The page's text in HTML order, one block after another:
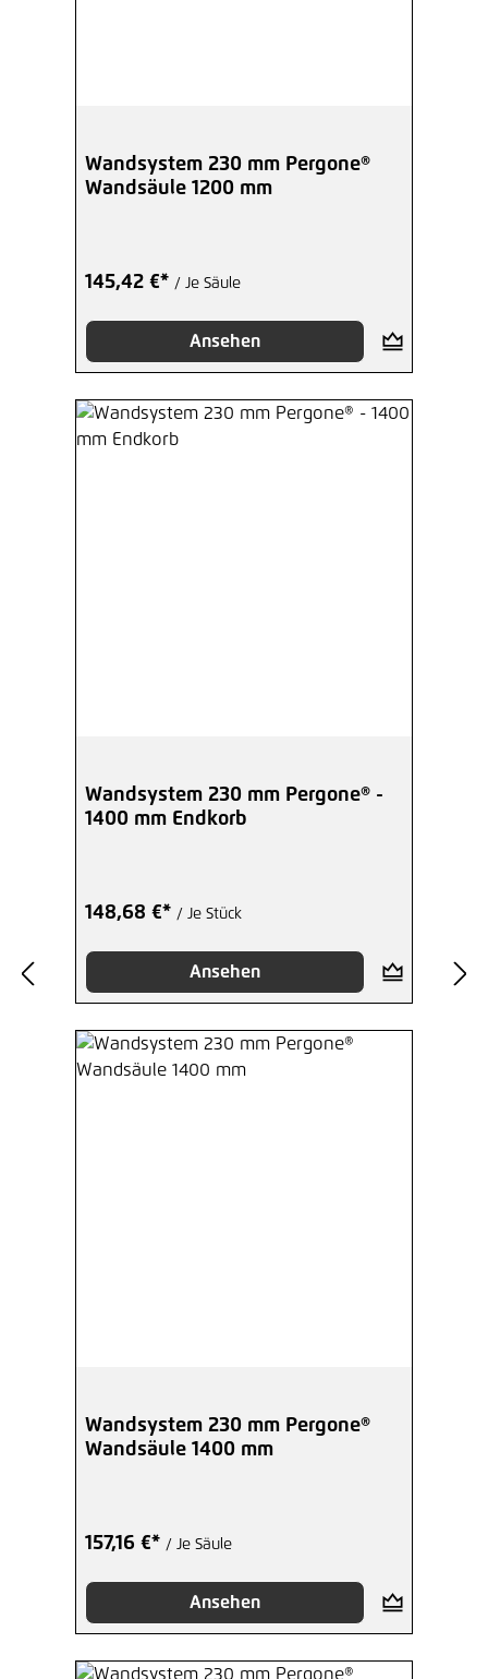
Wandsystem 230 mm Pergone®
Wandsäule 1200 mm
145,42 €* / Je Säule
Ansehen
Wandsystem 230 mm Pergone® -
1400 mm Endkorb
148,68 €* / Je Stück
Ansehen
Wandsystem 230 mm Pergone®
Wandsäule 1400 mm
157,16 €* / Je Säule
Ansehen